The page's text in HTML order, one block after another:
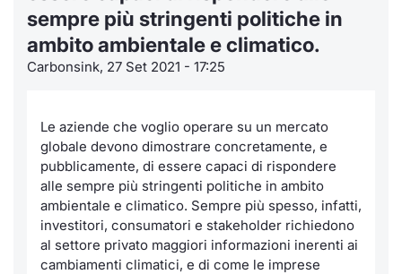
sempre più stringenti politiche in
ambito ambientale e climatico.
Carbonsink, 27 Set 2021 - 17:25
Le aziende che voglio operare su un mercato
globale devono dimostrare concretamente, e
pubblicamente, di essere capaci di rispondere
alle sempre più stringenti politiche in ambito
ambientale e climatico. Sempre più spesso, infatti,
investitori, consumatori e stakeholder richiedono
al settore privato maggiori informazioni inerenti ai
cambiamenti climatici, e di come le imprese
Cambi
MiFID 2
Per
BUND
BTP
KID/
BTP
Notizie
Statistiche
Materiali
Notizie e Formazione
Chi siamo
Servizi
Mifid 2